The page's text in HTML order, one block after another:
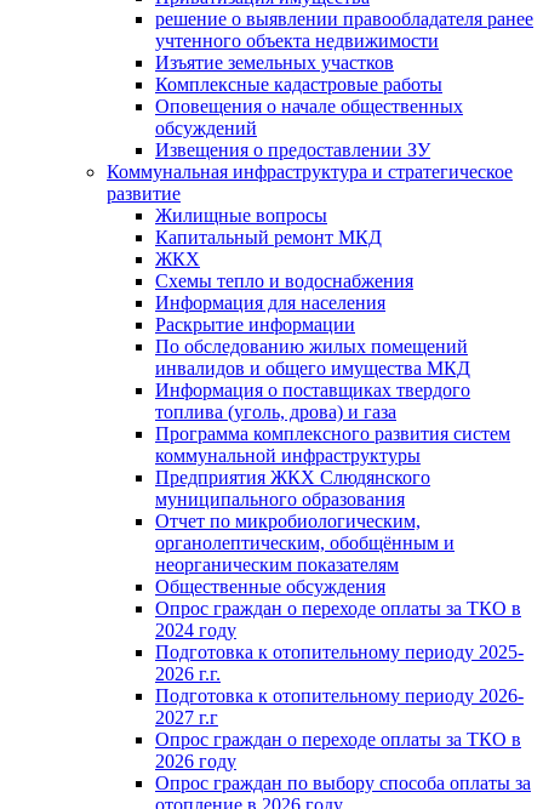
решение о выявлении правообладателя ранее
учтенного объекта недвижимости
Изъятие земельных участков
Комплексные кадастровые работы
Оповещения о начале общественных
обсуждений
Извещения о предоставлении ЗУ
Коммунальная инфраструктура и стратегическое
развитие
Жилищные вопросы
Капитальный ремонт МКД
ЖКХ
Схемы тепло и водоснабжения
Информация для населения
Раскрытие информации
По обследованию жилых помещений
инвалидов и общего имущества МКД
Информация о поставщиках твердого
топлива (уголь, дрова) и газа
Программа комплексного развития систем
коммунальной инфраструктуры
Предприятия ЖКХ Слюдянского
муниципального образования
Отчет по микробиологическим,
органолептическим, обобщённым и
неорганическим показателям
Общественные обсуждения
Опрос граждан о переходе оплаты за ТКО в
2024 году
Подготовка к отопительному периоду 2025-
2026 г.г.
Подготовка к отопительному периоду 2026-
2027 г.г
Опрос граждан о переходе оплаты за ТКО в
2026 году
Опрос граждан по выбору способа оплаты за